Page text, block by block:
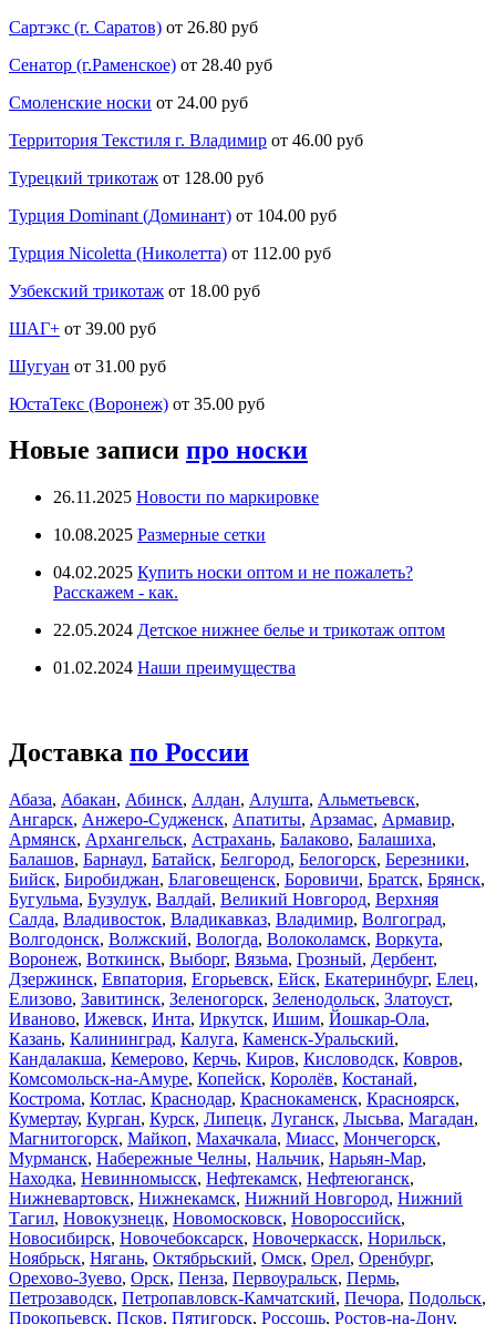
Сартэкс (г. Саратов) от 26.80 руб
Сенатор (г.Раменское) от 28.40 руб
Смоленские носки от 24.00 руб
Территория Текстиля г. Владимир от 46.00 руб
Турецкий трикотаж от 128.00 руб
Турция Dominant (Доминант) от 104.00 руб
Турция Nicoletta (Николетта) от 112.00 руб
Узбекский трикотаж от 18.00 руб
ШАГ+ от 39.00 руб
Шугуан от 31.00 руб
ЮстаТекс (Воронеж) от 35.00 руб
Новые записи про носки
26.11.2025 Новости по маркировке
10.08.2025 Размерные сетки
04.02.2025 Купить носки оптом и не пожалеть?
Расскажем - как.
22.05.2024 Детское нижнее белье и трикотаж оптом
01.02.2024 Наши преимущества
Доставка по России
Абаза, Абакан, Абинск, Алдан, Алушта, Альметьевск,
Ангарск, Анжеро-Судженск, Апатиты, Арзамас, Армавир,
Армянск, Архангельск, Астрахань, Балаково, Балашиха,
Балашов, Барнаул, Батайск, Белгород, Белогорск, Березники,
Бийск, Биробиджан, Благовещенск, Боровичи, Братск, Брянск,
Бугульма, Бузулук, Валдай, Великий Новгород, Верхняя
Салда, Владивосток, Владикавказ, Владимир, Волгоград,
Волгодонск, Волжский, Вологда, Волоколамск, Воркута,
Воронеж, Воткинск, Выборг, Вязьма, Грозный, Дербент,
Дзержинск, Евпатория, Егорьевск, Ейск, Екатеринбург, Елец,
Елизово, Завитинск, Зеленогорск, Зеленодольск, Златоуст,
Иваново, Ижевск, Инта, Иркутск, Ишим, Йошкар-Ола,
Казань, Калининград, Калуга, Каменск-Уральский,
Кандалакша, Кемерово, Керчь, Киров, Кисловодск, Ковров,
Комсомольск-на-Амуре, Копейск, Королёв, Костанай,
Кострома, Котлас, Краснодар, Краснокаменск, Красноярск,
Кумертау, Курган, Курск, Липецк, Луганск, Лысьва, Магадан,
Магнитогорск, Майкоп, Махачкала, Миасс, Мончегорск,
Мурманск, Набережные Челны, Нальчик, Нарьян-Мар,
Находка, Невинномысск, Нефтекамск, Нефтеюганск,
Нижневартовск, Нижнекамск, Нижний Новгород, Нижний
Тагил, Новокузнецк, Новомосковск, Новороссийск,
Новосибирск, Новочебоксарск, Новочеркасск, Норильск,
Ноябрьск, Нягань, Октябрьский, Омск, Орел, Оренбург,
Орехово-Зуево, Орск, Пенза, Первоуральск, Пермь,
Петрозаводск, Петропавловск-Камчатский, Печора, Подольск,
Прокопьевск, Псков, Пятигорск, Россошь, Ростов-на-Дону,